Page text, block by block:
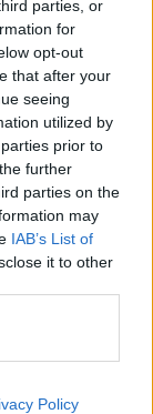
parties, or
for
opt-out
that after your
seeing
utilized by
prior to
further
parties on the
may
IAB’s List of
it to other
Policy